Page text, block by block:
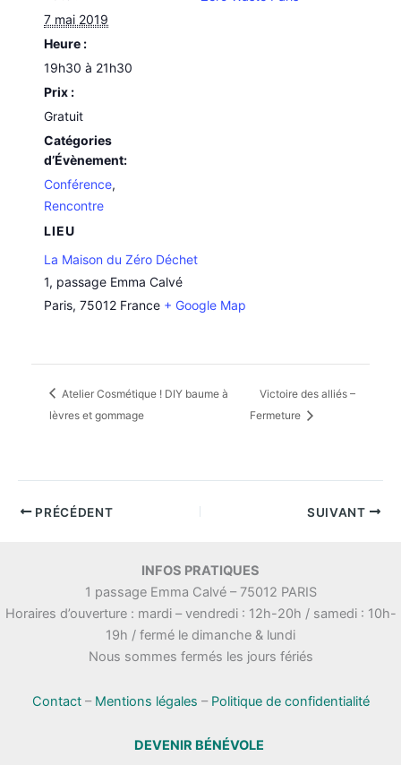
7 mai 2019
Heure :
19h30 à 21h30
Prix :
Gratuit
Catégories
d’Évènement:
Conférence,
Rencontre
LIEU
La Maison du Zéro Déchet
1, passage Emma Calvé
Paris, 75012 France + Google Map
Atelier Cosmétique ! DIY baume à
lèvres et gommage
Victoire des alliés –
Fermeture
PRÉCÉDENT SUIVANT
INFOS PRATIQUES
1 passage Emma Calvé – 75012 PARIS
Horaires d’ouverture : mardi – vendredi : 12h-20h / samedi : 10h-
19h / fermé le dimanche & lundi
Nous sommes fermés les jours fériés
Contact– Mentions légales – Politique de confidentialité
DEVENIR BÉNÉVOLE